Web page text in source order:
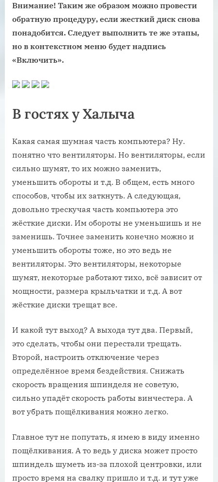
Внимание! Таким же образом можно провести
обратную процедуру, если жесткий диск снова
понадобится. Следует выполнить те же этапы,
но в контекстном меню будет надпись
«Включить».
В гостях у Халыча
Какая самая шумная часть компьютера? Ну.
понятно что вентиляторы. Но вентиляторы, если
сильно шумят, то их можно заменить,
уменьшить обороты и т.д. В общем, есть много
способов, чтобы их заткнуть. А следующая,
довольно трескучая часть компьютера это
жёсткие диски. Им обороты не уменьшишь и не
заменишь. Точнее заменить конечно можно и
уменьшить обороты тоже, но это ведь не
вентиляторы. Это вентиляторы, некоторые
шумят, некоторые работают тихо, всё зависит от
мощности, размера крыльчатки и т.д. А вот
жёсткие диски трещат все.
И какой тут выход? А выхода тут два. Первый,
это сделать, чтобы они перестали трещать.
Второй, настроить отключение через
определённое время бездействия. Снижать
скорость вращения шпинделя не советую,
сильно упадёт скорость работы винчестера. А
вот убрать пощёлкивания можно легко.
Главное тут не попутать, я имею в виду именно
пощёлкивания. А то ведь у диска может просто
шпиндель шуметь из-за плохой центровки, или
просто время на свалку пришло и т.д. и тут уже